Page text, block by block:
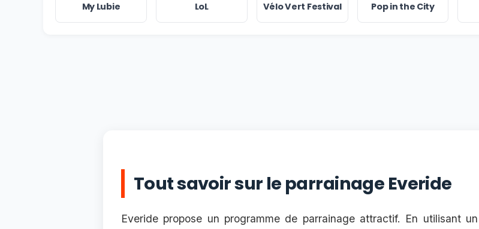
My Lubie LoL Vélo Vert Festival Pop in the City
Tout savoir sur le parrainage Everide
Everide propose un programme de parrainage attractif. En utilisant